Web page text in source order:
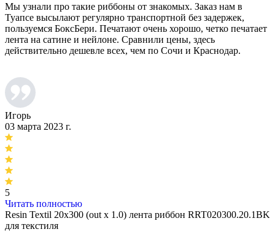
Мы узнали про такие риббоны от знакомых. Заказ нам в
Туапсе высылают регулярно транспортной без задержек,
пользуемся БоксБери. Печатают очень хорошо, четко печатает
лента на сатине и нейлоне. Сравнили цены, здесь
действительно дешевле всех, чем по Сочи и Краснодар.
Игорь
03 марта 2023 г.
5
Читать полностью
Resin Textil 20x300 (out x 1.0) лента риббон RRT020300.20.1BK
для текстиля